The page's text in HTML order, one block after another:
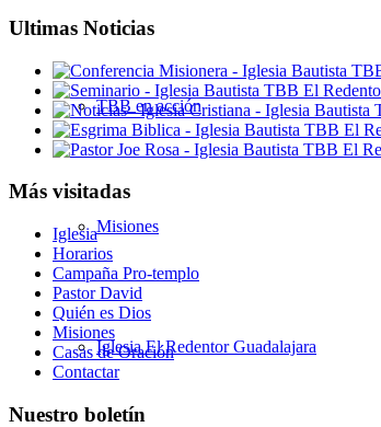
TBB en acción
Misiones
Iglesia El Redentor Guadalajara
Ultimas Noticias
Más visitadas
Iglesia
Horarios
Campaña Pro-templo
Pastor David
Quién es Dios
Misiones
Casas de Oración
Contactar
Nuestro boletín